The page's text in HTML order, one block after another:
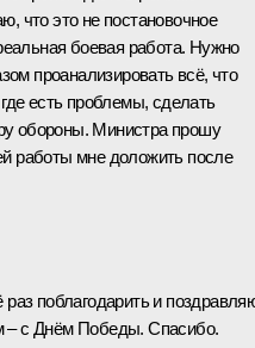
что это не постановочное
боевая работа. Нужно
проанализировать всё, что
есть проблемы, сделать
обороны. Министра прошу
работы мне доложить после
поблагодарить и
– с Днём Победы. Спасибо.